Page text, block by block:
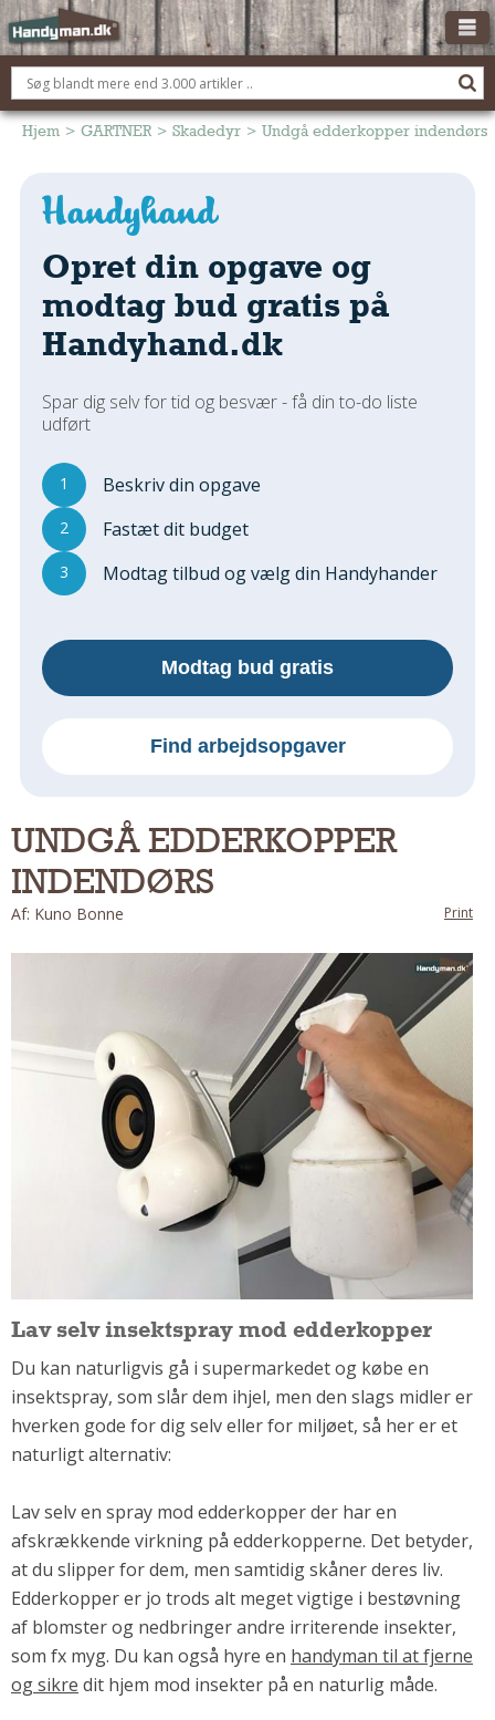
OM HANDYMAN.DK
FÅ 3 TILBUD
BOLIG KØBERÅDGIVNING
TØMRER/SNEDKER
Montage Og Nybyg
Reparation Og Vedligehold
Alt Om Køkkenet
Om Værktøj
Andet
ELEKTRIKER
Regler Og Love
Udskiftning Og Montage
Om Materialer
Tips Og Tests
Montage Og Udskiftning
Reparation Og Vedligehold
Indendørs
Udendørs
Kan Det Males?
MURER
Nybygning
Om Værktøj
GLARMESTER
Udskiftning Og Montage
Om Materialer
Skadedyr
Andet
RENGØRING
Rengøring Af Overflader
Pletleksikon
Hjem > GARTNER > Skadedyr > Undgå edderkopper indendørs
Opret din opgave og
modtag bud gratis på
Handyhand.dk
Spar dig selv for tid og besvær - få din to-do liste
udført
1 Beskriv din opgave
2 Fastæt dit budget
3 Modtag tilbud og vælg din Handyhander
Modtag bud gratis
Find arbejdsopgaver
UNDGÅ EDDERKOPPER
INDENDØRS
Af: Kuno Bonne Print
Lav selv insektspray mod edderkopper
Du kan naturligvis gå i supermarkedet og købe en
insektspray, som slår dem ihjel, men den slags midler er
hverken gode for dig selv eller for miljøet, så her er et
naturligt alternativ:
Lav selv en spray mod edderkopper der har en
afskrækkende virkning på edderkopperne. Det betyder,
at du slipper for dem, men samtidig skåner deres liv.
Edderkopper er jo trods alt meget vigtige i bestøvning
af blomster og nedbringer andre irriterende insekter,
som fx myg. Du kan også hyre en handyman til at fjerne
og sikre dit hjem mod insekter på en naturlig måde.